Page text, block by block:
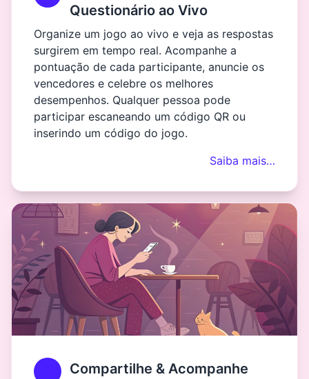
Questionário ao Vivo
Organize um jogo ao vivo e veja as respostas
surgirem em tempo real. Acompanhe a
pontuação de cada participante, anuncie os
vencedores e celebre os melhores
desempenhos. Qualquer pessoa pode
participar escaneando um código QR ou
inserindo um código do jogo.
Saiba mais…
Compartilhe & Acompanhe